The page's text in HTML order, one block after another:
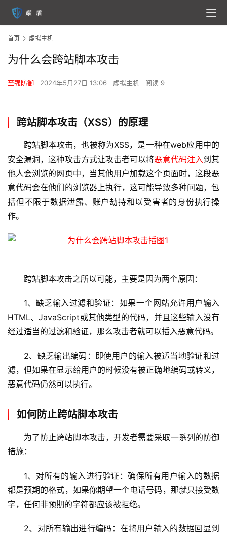
首页 虚拟主机
为什么会跨站脚本攻击
至强防御 2024年5月27日 13:06 虚拟主机 阅读 9
跨站脚本攻击（XSS）的原理
跨站脚本攻击，也被称为XSS，是一种在web应用中的
安全漏洞，这种攻击方式让攻击者可以将恶意代码注入到其
他人会浏览的网页中，当其他用户加载这个页面时，这段恶
意代码会在他们的浏览器上执行，这可能导致多种问题，包
括但不限于数据泄露、账户劫持和以受害者的身份执行操
作。
跨站脚本攻击之所以可能，主要是因为两个原因：
1、缺乏输入过滤和验证：如果一个网站允许用户输入
HTML、JavaScript或其他类型的代码，并且这些输入没有
经过适当的过滤和验证，那么攻击者就可以插入恶意代码。
2、缺乏输出编码：即使用户的输入被适当地验证和过
滤，但如果在显示给用户的时候没有被正确地编码或转义，
恶意代码仍然可以执行。
如何防止跨站脚本攻击
为了防止跨站脚本攻击，开发者需要采取一系列的防御
措施：
1、对所有的输入进行验证：确保所有用户输入的数据
都是预期的格式，如果你期望一个电话号码，那就只接受数
字，任何非预期的字符都应该被拒绝。
2、对所有输出进行编码：在将用户输入的数据回显到